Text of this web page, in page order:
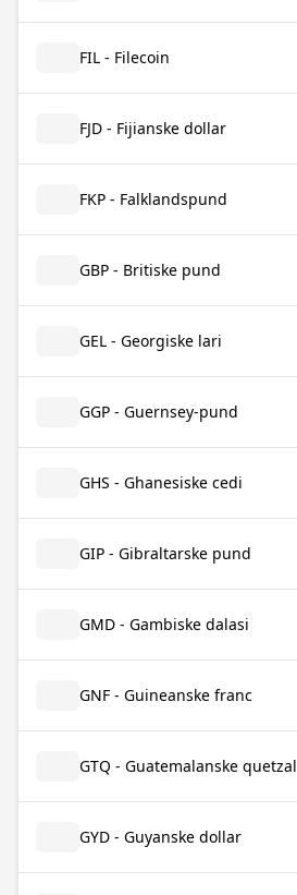
FIL - Filecoin
FJD - Fijianske dollar
FKP - Falklandspund
GBP - Britiske pund
GEL - Georgiske lari
GGP - Guernsey-pund
GHS - Ghanesiske cedi
GIP - Gibraltarske pund
GMD - Gambiske dalasi
GNF - Guineanske franc
GTQ - Guatemalanske quetzal
GYD - Guyanske dollar